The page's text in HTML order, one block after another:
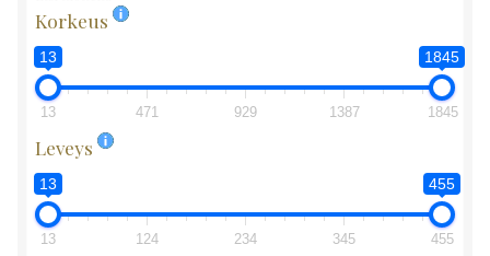
Korkeus
13 1845
13 471 929 1387 1845
Leveys
13 455
13 124 234 345 455